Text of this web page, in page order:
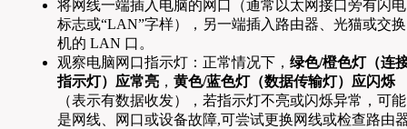
将网线一端插入电脑的网口（通常以太网接口旁有闪电
标志或“LAN”字样），另一端插入路由器、光猫或交换
机的 LAN 口。
观察电脑网口指示灯：正常情况下， 绿色/橙色灯（连
指示灯）应常亮 ， 黄色/蓝色灯（数据传输灯）应闪烁
（表示有数据收发），若指示灯不亮或闪烁异常，可能
是网线、网口或设备故障,可尝试更换网线或检查路由